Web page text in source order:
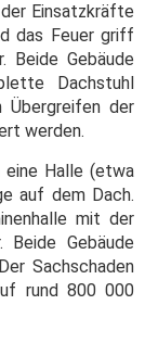
Einsatzkräfte
das Feuer griff
Beide Gebäude
Dachstuhl
der
werden.
eine Halle (etwa
auf dem Dach.
mit der
Gebäude
Sachschaden
rund 800 000